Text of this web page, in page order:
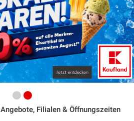
Filialen & Öffnungszeiten